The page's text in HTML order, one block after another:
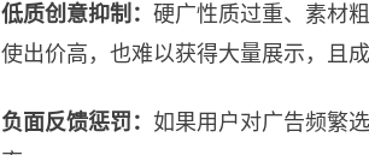
低质创意抑制：硬广性质过重、素材
使出价高，也难以获得大量展示，且成
负面反馈惩罚：如果用户对广告频繁